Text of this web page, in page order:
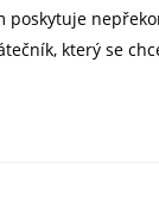
poskytuje
který se